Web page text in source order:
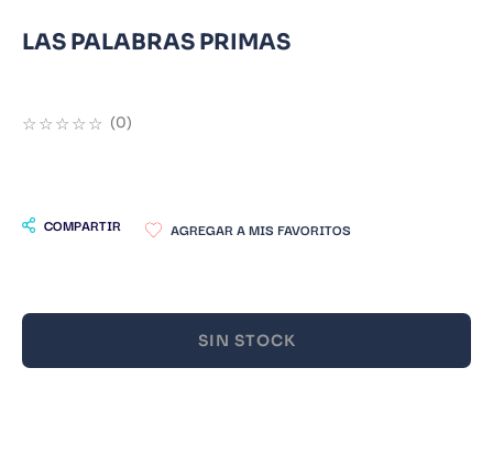
LAS PALABRAS PRIMAS
☆☆☆☆☆ (0)
COMPARTIR
SIN STOCK